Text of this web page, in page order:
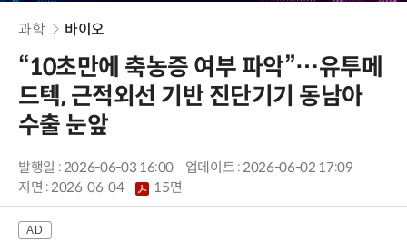
과학 바이오
“10초만에 축농증 여부 파악”…유투메
드텍, 근적외선 기반 진단기기 동남아
수출 눈앞
발행일 : 2026-06-03 16:00
업데이트 : 2026-06-02 17:09
지면 :2026-06-04 15면